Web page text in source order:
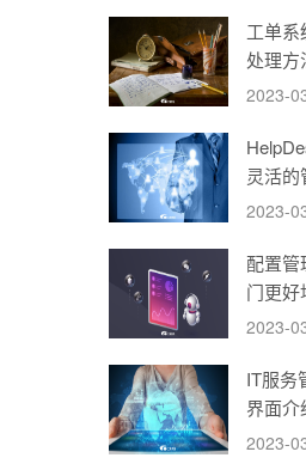
工单系
处理方
单系统
2023-
灵活
2023-
配置管
门更好
2023-
IT服务
界面介
2023-